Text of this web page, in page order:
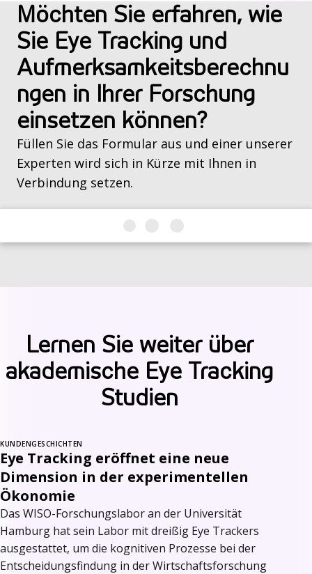
Möchten Sie erfahren, wie
Sie Eye Tracking und
Aufmerksamkeitsberechnu
ngen in Ihrer Forschung
einsetzen können?
Füllen Sie das Formular aus und einer unserer
Experten wird sich in Kürze mit Ihnen in
Verbindung setzen.
Lernen Sie weiter über
akademische Eye Tracking
Studien
KUNDENGESCHICHTEN
Eye Tracking eröffnet eine neue
Dimension in der experimentellen
Ökonomie
Das WISO-Forschungslabor an der Universität
Hamburg hat sein Labor mit dreißig Eye Trackers
ausgestattet, um die kognitiven Prozesse bei der
Entscheidungsfindung in der Wirtschaftsforschung